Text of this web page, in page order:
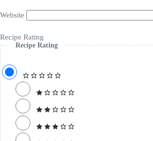
Website
Recipe Rating
Recipe Rating